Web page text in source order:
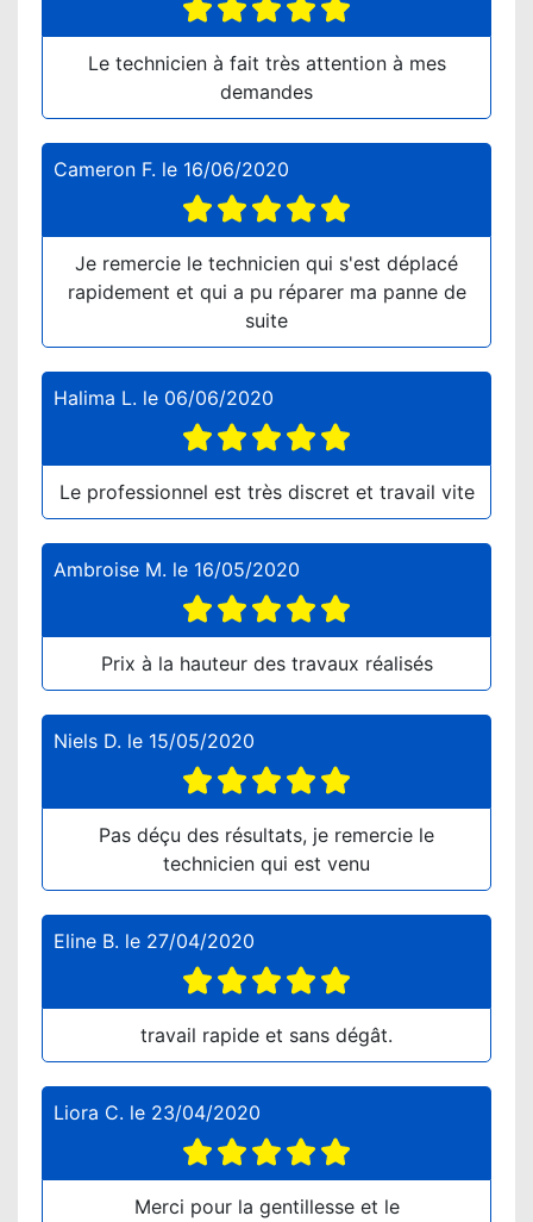
Le technicien à fait très attention à mes
demandes
Cameron F. le 16/06/2020
Je remercie le technicien qui s'est déplacé
rapidement et qui a pu réparer ma panne de
suite
Halima L. le 06/06/2020
Le professionnel est très discret et travail vite
Ambroise M. le 16/05/2020
Prix à la hauteur des travaux réalisés
Niels D. le 15/05/2020
Pas déçu des résultats, je remercie le
technicien qui est venu
Eline B. le 27/04/2020
travail rapide et sans dégât.
Liora C. le 23/04/2020
Merci pour la gentillesse et le